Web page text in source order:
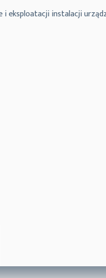
i eksploatacji instalacji